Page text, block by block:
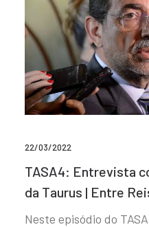
22/03/2022
TASA4: Entrevista
da Taurus | Entre
Neste episódio do